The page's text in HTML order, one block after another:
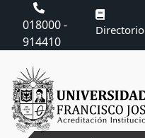
018000 -
914410
Directorio